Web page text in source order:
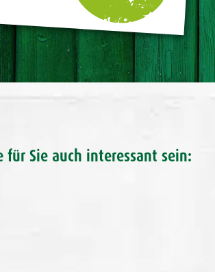
für Sie auch interessant sein: